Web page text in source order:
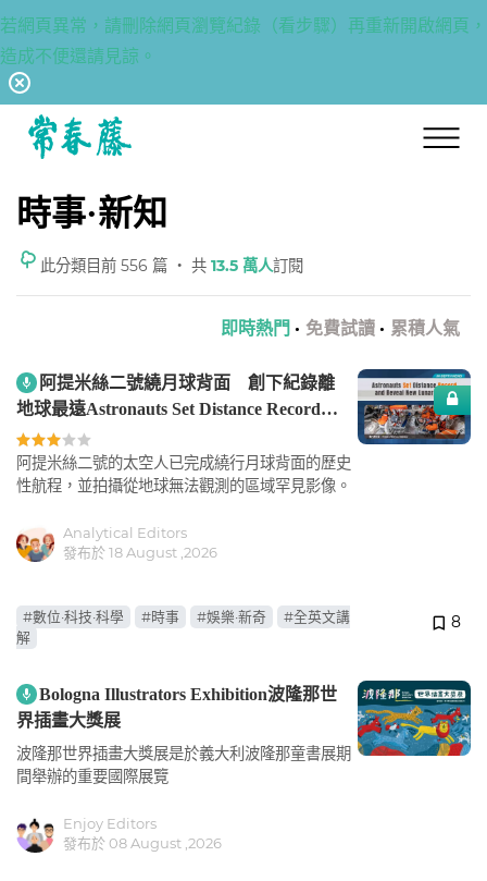
若網頁異常，請刪除網頁瀏覽紀錄（看步驟）再重新開啟網頁，
造成不便還請見諒。
時事·新知
此分類目前 556 篇 ‧ 共 13.5 萬人訂閱
即時熱門 · 免費試讀 · 累積人氣
阿提米絲二號繞月球背面 創下紀錄離
地球最遠Astronauts Set Distance Record
and Reveal New Lunar Details(全英文講解)
阿提米絲二號的太空人已完成繞行月球背面的歷史
性航程，並拍攝從地球無法觀測的區域罕見影像。
Analytical Editors
發布於 18 August ,2026
#數位·科技·科學 #時事 #娛樂·新奇
#全英文講
解
8
Bologna Illustrators Exhibition波隆那世
界插畫大獎展
波隆那世界插畫大獎展是於義大利波隆那童書展期
間舉辦的重要國際展覽
Enjoy Editors
發布於 08 August ,2026